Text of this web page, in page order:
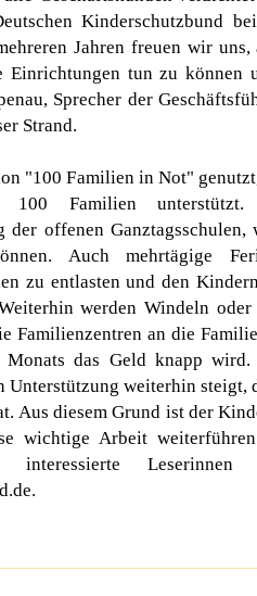
Kinderschutzbund
Jahren freuen wir uns,
Einrichtungen tun zu können
Sprecher der
Strand.
"100 Familien in Not"
100 Familien unterstützt.
der offenen Ganztagsschulen,
Auch mehrtägige
zu entlasten und den
werden Windeln
Familienzentren an die
das Geld knapp
Unterstützung weiterhin steigt,
Aus diesem Grund ist der
wichtige Arbeit
interessierte